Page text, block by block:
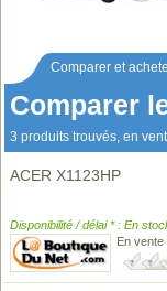
Comparer et
Comparer
3 produits trouvés, en
ACER X1123HP
Disponibilité / délai * : En
En vente